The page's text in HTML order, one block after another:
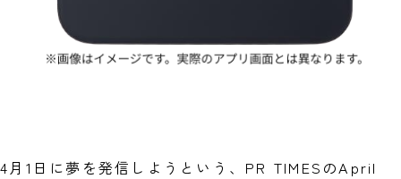
4月1日に夢を発信しようという、PR TIMESのApril